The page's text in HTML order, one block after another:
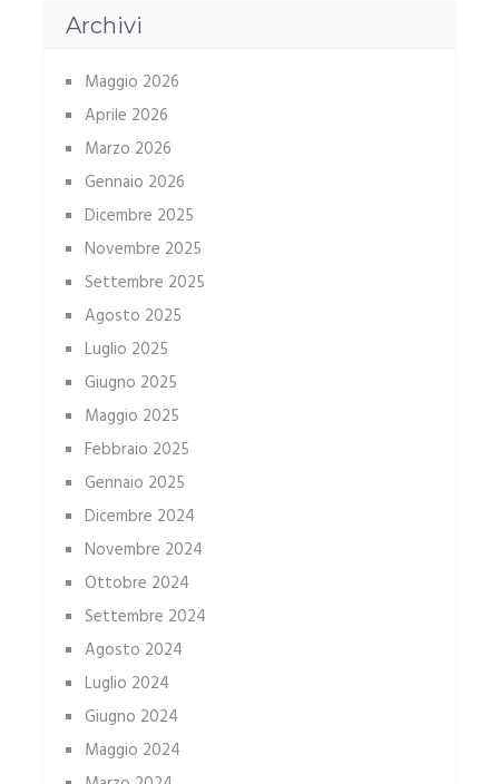
Archivi
Maggio 2026
Aprile 2026
Marzo 2026
Gennaio 2026
Dicembre 2025
Novembre 2025
Settembre 2025
Agosto 2025
Luglio 2025
Giugno 2025
Maggio 2025
Febbraio 2025
Gennaio 2025
Dicembre 2024
Novembre 2024
Ottobre 2024
Settembre 2024
Agosto 2024
Luglio 2024
Giugno 2024
Maggio 2024